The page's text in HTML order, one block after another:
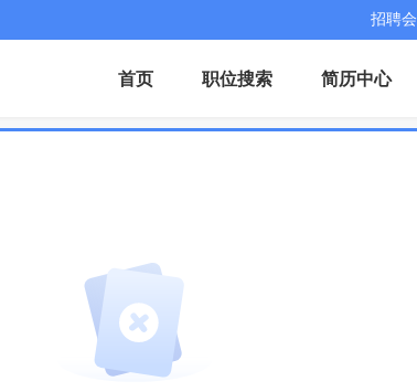
招聘会
首页 职位搜索 简历中心